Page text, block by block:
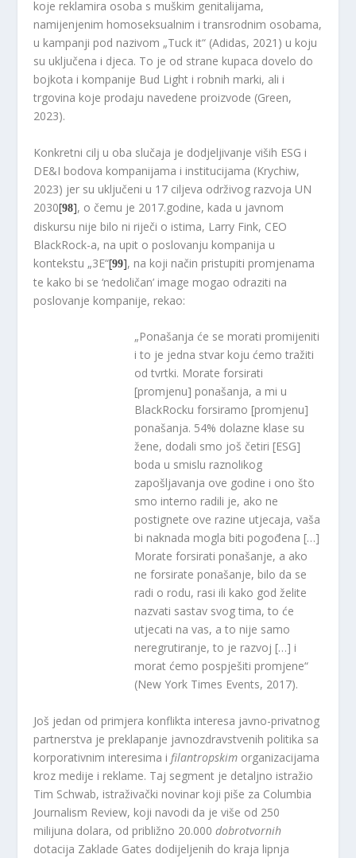
koje reklamira osoba s muškim genitalijama,
namijenjenim homoseksualnim i transrodnim osobama,
u kampanji pod nazivom „Tuck it“ (Adidas, 2021) u koju
su uključena i djeca. To je od strane kupaca dovelo do
bojkota i kompanije Bud Light i robnih marki, ali i
trgovina koje prodaju navedene proizvode (Green,
2023).
Konkretni cilj u oba slučaja je dodjeljivanje viših ESG i
DE&I bodova kompanijama i institucijama (Krychiw,
2023) jer su uključeni u 17 ciljeva održivog razvoja UN
2030[98], o čemu je 2017.godine, kada u javnom
diskursu nije bilo ni riječi o istima, Larry Fink, CEO
BlackRock-a, na upit o poslovanju kompanija u
kontekstu „3E“[99], na koji način pristupiti promjenama
te kako bi se ‘nedoličan’ image mogao odraziti na
poslovanje kompanije, rekao:
„Ponašanja će se morati promijeniti
i to je jedna stvar koju ćemo tražiti
od tvrtki. Morate forsirati
[promjenu] ponašanja, a mi u
BlackRocku forsiramo [promjenu]
ponašanja. 54% dolazne klase su
žene, dodali smo još četiri [ESG]
boda u smislu raznolikog
zapošljavanja ove godine i ono što
smo interno radili je, ako ne
postignete ove razine utjecaja, vaša
bi naknada mogla biti pogođena […]
Morate forsirati ponašanje, a ako
ne forsirate ponašanje, bilo da se
radi o rodu, rasi ili kako god želite
nazvati sastav svog tima, to će
utjecati na vas, a to nije samo
neregrutiranje, to je razvoj […] i
morat ćemo pospješiti promjene“
(New York Times Events, 2017).
Još jedan od primjera konflikta interesa javno-privatnog
partnerstva je preklapanje javnozdravstvenih politika sa
korporativnim interesima i filantropskim organizacijama
kroz medije i reklame. Taj segment je detaljno istražio
Tim Schwab, istraživački novinar koji piše za Columbia
Journalism Review, koji navodi da je više od 250
milijuna dolara, od približno 20.000dobrotvornih
dotacija Zaklade Gates dodijeljenih do kraja lipnja